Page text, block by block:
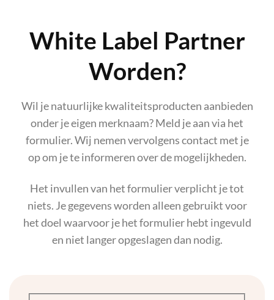
White Label Partner
Worden?
Wil je natuurlijke kwaliteitsproducten aanbieden
onder je eigen merknaam? Meld je aan via het
formulier. Wij nemen vervolgens contact met je
op om je te informeren over de mogelijkheden.
Het invullen van het formulier verplicht je tot
niets. Je gegevens worden alleen gebruikt voor
het doel waarvoor je het formulier hebt ingevuld
en niet langer opgeslagen dan nodig.